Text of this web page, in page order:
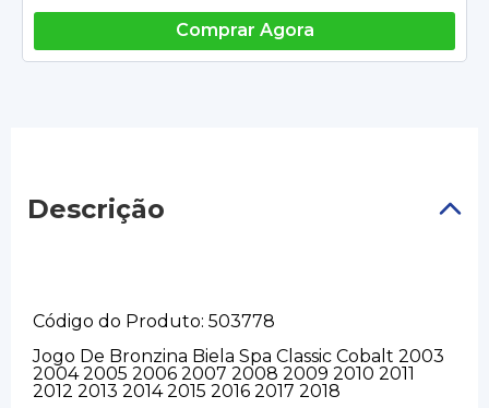
Comprar Agora
Descrição
Código do Produto: 503778
Jogo De Bronzina Biela Spa Classic Cobalt 2003
2004 2005 2006 2007 2008 2009 2010 2011
2012 2013 2014 2015 2016 2017 2018